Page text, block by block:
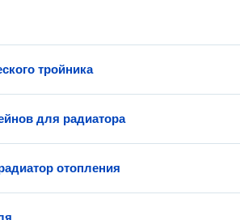
тройника
для радиатора
отопления